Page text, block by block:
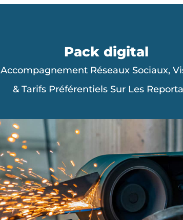
Pack digital
Accompagnement Réseaux Sociaux,
& Tarifs Préférentiels Sur Les